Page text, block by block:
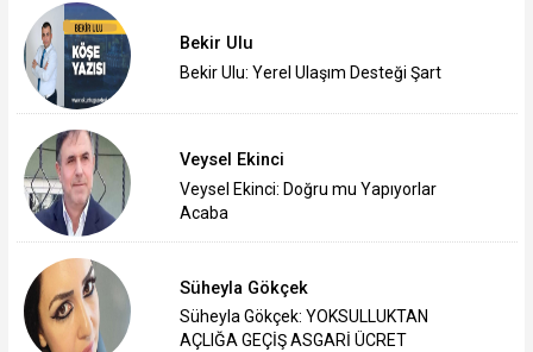
Bekir Ulu
Bekir Ulu: Yerel Ulaşım Desteği Şart
Veysel Ekinci
Veysel Ekinci: Doğru mu Yapıyorlar
Acaba
Süheyla Gökçek
Süheyla Gökçek: YOKSULLUKTAN
AÇLIĞA GEÇİŞ ASGARİ ÜCRET